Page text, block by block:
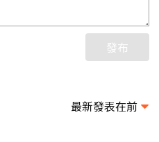
發布
最新發表在前